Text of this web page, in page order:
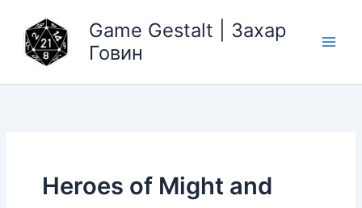
содержимому
Game Gestalt | Захар
Говин
Heroes of Might and